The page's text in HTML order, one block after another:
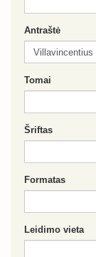
Antraštė
Tomai
Šriftas
Formatas
Leidimo vieta